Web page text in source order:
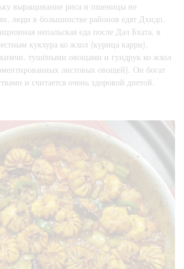
выращивание риса и пшеницы не
люди в большинстве районов едят Дхидо.
непальская еда после Дал Бхата, в
кукхура ко жхол (курица карри),
тушёными овощами и гундрук ко жхол
листовых овощей). Он богат
и считается очень здоровой диетой.